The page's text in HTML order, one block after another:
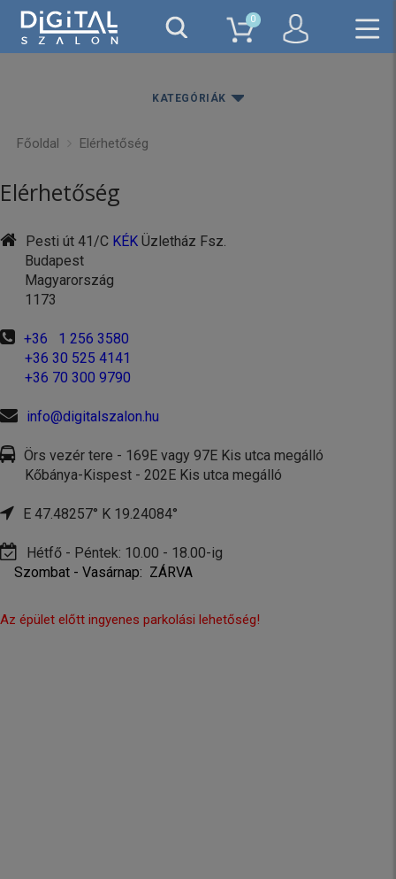
0
KATEGÓRIÁK
Főoldal Elérhetőség
Elérhetőség
Pesti út 41/C KÉK Üzletház Fsz.
Budapest
Magyarország
1173
+36 1 256 3580
+36 30 525 4141
+36 70 300 9790
info@digitalszalon.hu
Örs vezér tere - 169E vagy 97E Kis utca megálló
Kőbánya-Kispest - 202E Kis utca megálló
E 47.48257° K 19.24084°
Hétfő - Péntek: 10.00 - 18.00-ig
Szombat - Vasárnap: ZÁRVA
Az épület előtt ingyenes parkolási lehetőség!